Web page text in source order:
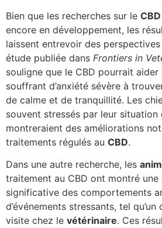
Bien que les recherches sur le CBD
encore en développement, les
laissent entrevoir des
étude publiée dans Frontiers in
souligne que le CBD pourrait aider
souffrant d’anxiété sévère à
de calme et de tranquillité. Les
souvent stressés par leur situation
montreraient des améliorations
traitements régulés au CBD.
Dans une autre recherche, les
traitement au CBD ont montré
significative des comportements
d’événements stressants, tel
visite chez le vétérinaire. Ces